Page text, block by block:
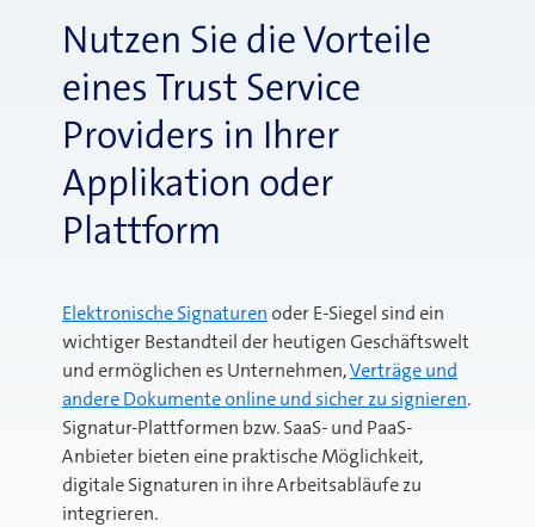
Nutzen Sie die Vorteile
eines Trust Service
Providers in Ihrer
Applikation oder
Plattform
Elektronische Signaturen oder E-Siegel sind ein
wichtiger Bestandteil der heutigen Geschäftswelt
und ermöglichen es Unternehmen,Verträge und
andere Dokumente online und sicher zu signieren.
Signatur-Plattformen bzw. SaaS- und PaaS-
Anbieter bieten eine praktische Möglichkeit,
digitale Signaturen in ihre Arbeitsabläufe zu
integrieren.